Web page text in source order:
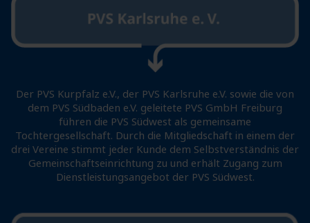
Der PVS Kurpfalz e.V., der PVS Karlsruhe e.V. sowie die von
dem PVS Südbaden e.V. geleitete PVS GmbH Freiburg
führen die PVS Südwest als gemeinsame
Tochtergesellschaft. Durch die Mitgliedschaft in einem der
drei Vereine stimmt jeder Kunde dem Selbstverständnis der
Gemeinschaftseinrichtung zu und erhält Zugang zum
Dienstleistungsangebot der PVS Südwest.